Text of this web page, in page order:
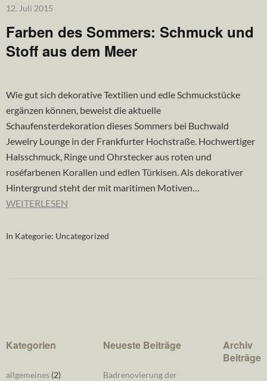
12. Juli 2015
Farben des Sommers: Schmuck und
Stoff aus dem Meer
Wie gut sich dekorative Textilien und edle Schmuckstücke
ergänzen können, beweist die aktuelle
Schaufensterdekoration dieses Sommers bei Buchwald
Jewelry Lounge in der Frankfurter Hochstraße. Hochwertiger
Halsschmuck, Ringe und Ohrstecker aus roten und
roséfarbenen Korallen und edlen Türkisen. Als dekorativer
Hintergrund steht der mit maritimen Motiven…
WEITERLESEN
In Kategorie: Uncategorized
Kategorien
allgemeines (2)
Neueste Beiträge
Badrenovierung der
Archiv
Beiträge